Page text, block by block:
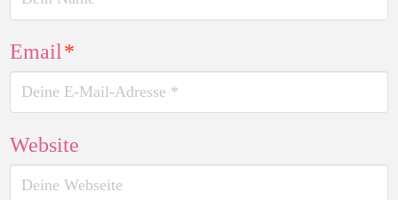
Email*
Website